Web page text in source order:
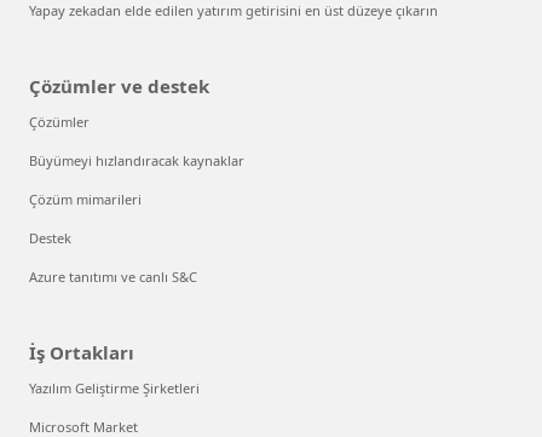
Yapay zekadan elde edilen yatırım getirisini en üst düzeye çıkarın
Çözümler ve destek
Çözümler
Büyümeyi hızlandıracak kaynaklar
Çözüm mimarileri
Destek
Azure tanıtımı ve canlı S&C
İş Ortakları
Yazılım Geliştirme Şirketleri
Microsoft Market